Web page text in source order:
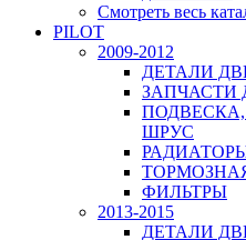
Смотреть весь
PILOT
2009-2012
ДЕТАЛИ
ЗАПЧАСТИ
ПОДВЕСКА,
ШРУС
ФИЛЬТРЫ
2013-2015
ДЕТАЛИ